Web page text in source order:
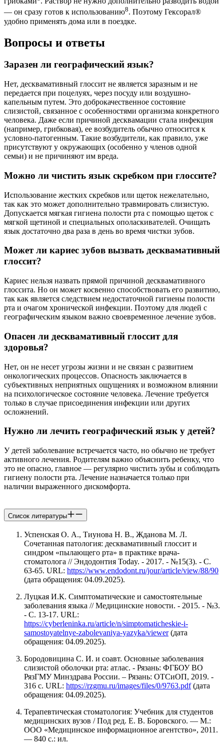
— он сразу готов к использованию8. Поэтому Гексорал®
удобно применять дома или в поездке.
Вопросы и ответы
Заразен ли географический язык?
Нет, десквамативный глоссит не является заразным и не
передается при поцелуях, через посуду или воздушно-
капельным путем. Это доброкачественное состояние
слизистой, связанное с особенностями организма конкретного
человека. Даже если причиной десквамации стала инфекция
(например, грибковая), ее возбудитель обычно относится к
условно-патогенным. Такие возбудители, как правило, уже
присутствуют у окружающих (особенно у членов одной
семьи) и не причиняют им вреда.
Можно ли чистить язык скребком при глоссите?
Использование жестких скребков или щеток нежелательно,
так как это может дополнительно травмировать слизистую.
Допускается мягкая гигиена полости рта с помощью щеток с
мягкой щетиной и специальных ополаскивателей. Очищать
язык достаточно два раза в день во время чистки зубов.
Может ли кариес зубов вызвать десквамативный
глоссит?
Кариес нельзя назвать прямой причиной десквамативного
глоссита. Но он может косвенно способствовать его развитию,
так как является следствием недостаточной гигиены полости
рта и очагом хронической инфекции. Поэтому для людей с
географическим языком важно своевременное лечение зубов.
Опасен ли десквамативный глоссит для
здоровья?
Нет, он не несет угрозы жизни и не связан с развитием
онкологических процессов. Опасность заключается в
субъективных неприятных ощущениях и возможном влиянии
на психологическое состояние человека. Лечение требуется
только в случае присоединения инфекции или других
осложнений.
Нужно ли лечить географический язык у детей?
У детей заболевание встречается часто, но обычно не требует
активного лечения. Родителям важно объяснить ребенку, что
это не опасно, главное — регулярно чистить зубы и соблюдать
гигиену полости рта. Лечение назначается только при
наличии выраженного дискомфорта.
Список литературы
Успенская О. А., Тиунова Н. В., Жданова М. Л.
Сочетанная патология: десквамативный глоссит и
синдром «пылающего рта» в практике врача-
стоматолога // Эндодонтия Today. - 2017. - №15(3). - С.
63-65. URL: https://www.endodont.ru/jour/article/view/88/90
(дата обращения: 04.09.2025).
Луцкая И.К. Симптоматические и самостоятельные
заболевания языка // Медицинские новости. - 2015. - №3.
- С. 13-17. URL:
https://cyberleninka.ru/article/n/simptomaticheskie-i-
samostoyatelnye-zabolevaniya-yazyka/viewer(дата
обращения: 04.09.2025).
Бородовицина C. И. и соавт. Основные заболевания
слизистой оболочки рта: атлас. - Рязань: ФГБОУ ВО
РязГМУ Минздрава России. ‒ Рязань: ОТСиОП, 2019. -
316 с. URL: https://rzgmu.ru/images/files/0/9763.pdf(дата
обращения: 04.09.2025).
Терапевтическая стоматология: Учебник для студентов
медицинских вузов / Под ред. Е. В. Боровского. — М.:
ООО «Медицинское информационное агентство», 2011.
— 840 с.: ил.